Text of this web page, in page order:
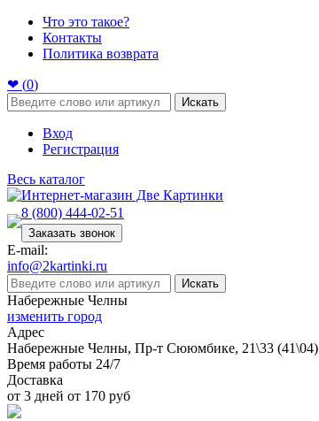
Что это такое?
Контакты
Политика возврата
❤ (0)
Искать
Вход
Регистрация
Весь каталог
8 (800) 444-02-51
Заказать звонок
E-mail:
info@2kartinki.ru
Искать
Набережные Челны
изменить город
Адрес
Набережные Челны, Пр-т Сююмбике, 21\33 (41\04)
Время работы 24/7
Доставка
от 3 дней от 170 руб